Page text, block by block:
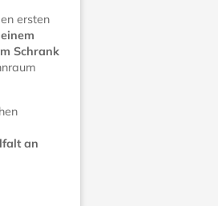
ersten
Schrank
an